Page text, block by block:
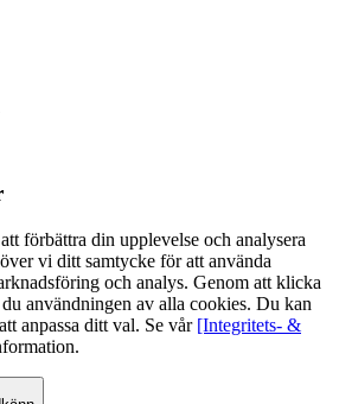
förbättra din upplevelse och analysera
vi ditt samtycke för att använda
och analys. Genom att klicka
användningen av alla cookies. Du kan
anpassa ditt val. Se vår [Integritets- &